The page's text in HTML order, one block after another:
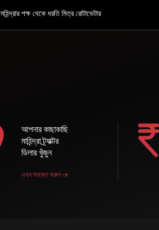
মহিন্দ্রার পক্ষ থেকে ধরতি মিত্র রোটাভেটার
আপনার কাছাকাছি
মাহিন্দ্রা ট্র্যাক্টর
ডিলার খুঁজুন
এখন সনাক্ত করুন